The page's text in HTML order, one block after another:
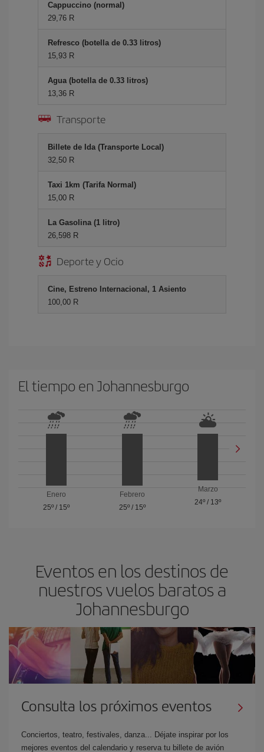
Cappuccino (normal)
29,76 R
Refresco (botella de 0.33 litros)
15,93 R
Agua (botella de 0.33 litros)
13,36 R
Transporte
Billete de Ida (Transporte Local)
32,50 R
Taxi 1km (Tarifa Normal)
15,00 R
La Gasolina (1 litro)
26,598 R
Deporte y Ocio
Cine, Estreno Internacional, 1 Asiento
100,00 R
El tiempo en Johannesburgo
Enero
25º/ 15º
Febrero
25º/ 15º
Marzo
24º / 13º
Eventos en los destinos de
nuestros vuelos baratos a
Johannesburgo
Consulta los próximos eventos
Conciertos, teatro, festivales, danza... Déjate inspirar por los
mejores eventos del calendario y reserva tu billete de avión